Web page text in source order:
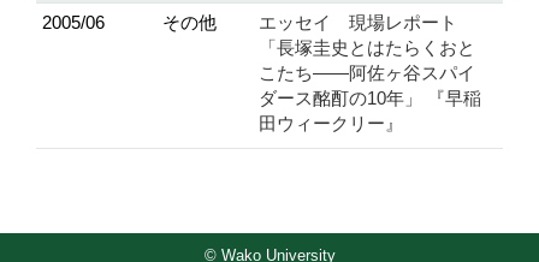
2005/06 その他
エッセイ 現場レポート
「長塚圭史とはたらくおと
こたち――阿佐ヶ谷スパイ
ダース酩酊の10年」 『早稲
田ウィークリー』
© Wako University